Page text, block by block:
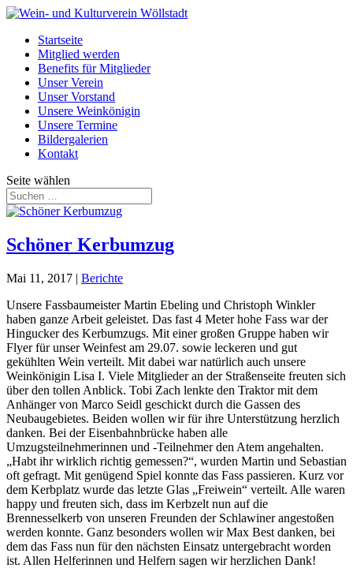
Startseite
Mitglied werden
Benefits für Mitglieder
Unser Verein
Unser Vorstand
Unsere Weinkönigin
Unsere Termine
Bildergalerien
Kontakt
Seite wählen
Schöner Kerbumzug
Mai 11, 2017 | Berichte
Unsere Fassbaumeister Martin Ebeling und Christoph Winkler
haben ganze Arbeit geleistet. Das fast 4 Meter hohe Fass war der
Hingucker des Kerbumzugs. Mit einer großen Gruppe haben wir
Flyer für unser Weinfest am 29.07. sowie leckeren und gut
gekühlten Wein verteilt. Mit dabei war natürlich auch unsere
Weinkönigin Lisa I. Viele Mitglieder an der Straßenseite freuten sich
über den tollen Anblick. Tobi Zach lenkte den Traktor mit dem
Anhänger von Marco Seidl geschickt durch die Gassen des
Neubaugebietes. Beiden wollen wir für ihre Unterstützung herzlich
danken. Bei der Eisenbahnbrücke haben alle
Umzugsteilnehmerinnen und -Teilnehmer den Atem angehalten.
„Habt ihr wirklich richtig gemessen?“, wurden Martin und Sebastian
oft gefragt. Mit genügend Spiel konnte das Fass passieren. Kurz vor
dem Kerbplatz wurde das letzte Glas „Freiwein“ verteilt. Alle waren
happy und freuten sich, dass im Kerbzelt nun auf die
Brennesselkerb von unseren Freunden der Schlawiner angestoßen
werden konnte. Ganz besonders wollen wir Max Best danken, bei
dem das Fass nun für den nächsten Einsatz untergebracht worden
ist. Allen Helferinnen und Helfern sagen wir herzlichen Dank!